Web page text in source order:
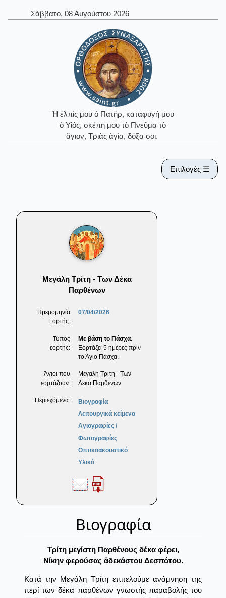
Σάββατο, 08 Αυγούστου 2026
Ἡ ἐλπίς μου ὁ Πατήρ, καταφυγή μου
ὁ Υἱός, σκέπη μου τὸ Πνεῦμα τὸ
ἅγιον, Τριὰς ἁγία, δόξα σοι.
Επιλογές ☰
Μεγάλη Τρίτη - Των Δέκα
Παρθένων
Ημερομηνία
Εορτής:
07/04/2026
Τύπος
εορτής:
Με βάση το Πάσχα.
Εορτάζει 5 ημέρες πριν
το Άγιο Πάσχα.
Άγιοι που
εορτάζουν:
Μεγαλη Τριτη - Των
Δεκα Παρθενων
Περιεχόμενα:
Βιογραφία
Λειτουργικά κείμενα
Αγιογραφίες /
Φωτογραφίες
Οπτικοακουστικό
Υλικό
Βιογραφία
Τρίτη μεγίστη Παρθένους δέκα φέρει,
Νίκην φερούσας ἀδεκάστου Δεσπότου.
Κατά την Μεγάλη Τρίτη επιτελούμε ανάμνηση της
περί των δέκα παρθένων γνωστής παραβολής του